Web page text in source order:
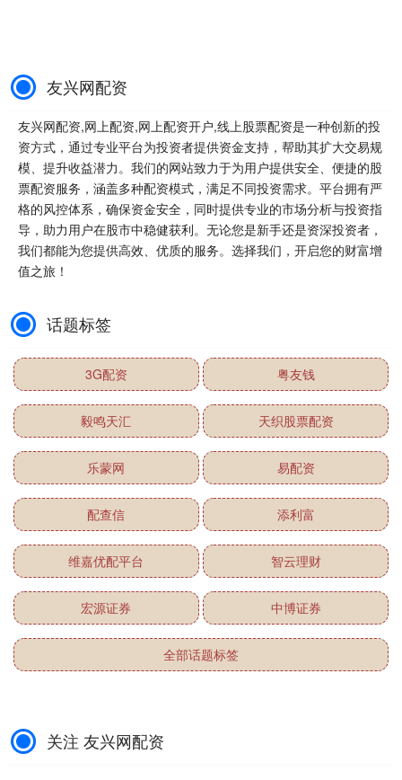
友兴网配资
友兴网配资,网上配资,网上配资开户,线上股票配资是一种创新的投
资方式，通过专业平台为投资者提供资金支持，帮助其扩大交易规
模、提升收益潜力。我们的网站致力于为用户提供安全、便捷的股
票配资服务，涵盖多种配资模式，满足不同投资需求。平台拥有严
格的风控体系，确保资金安全，同时提供专业的市场分析与投资指
导，助力用户在股市中稳健获利。无论您是新手还是资深投资者，
我们都能为您提供高效、优质的服务。选择我们，开启您的财富增
值之旅！
话题标签
3G配资 粤友钱
毅鸣天汇 天织股票配资
乐蒙网 易配资
配查信 添利富
维嘉优配平台 智云理财
宏源证券 中博证券
全部话题标签
关注 友兴网配资